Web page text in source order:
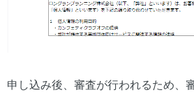
申し込み後、審査が行われるため、